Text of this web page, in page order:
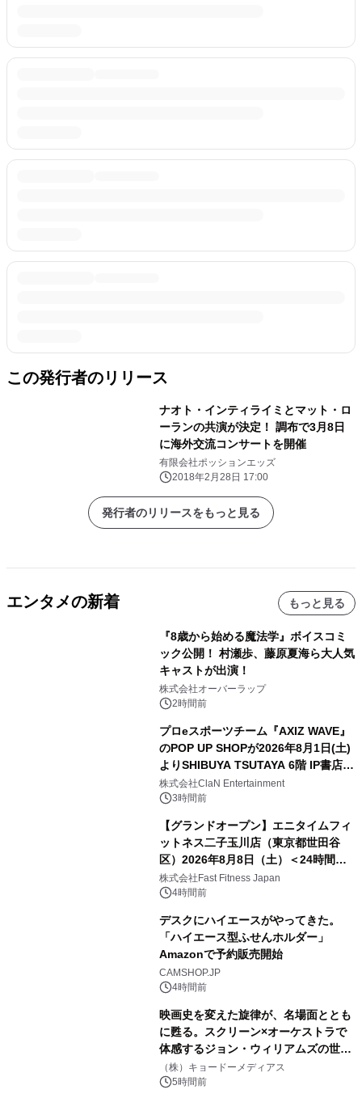
この発行者のリリース
ナオト・インティライミとマット・ロ
ーランの共演が決定！ 調布で3月8日
に海外交流コンサートを開催
有限会社ポッションエッズ
2018年2月28日 17:00
発行者のリリースをもっと見る
エンタメの新着 もっと見る
『8歳から始める魔法学』ボイスコミ
ック公開！ 村瀬歩、藤原夏海ら大人気
キャストが出演！
株式会社オーバーラップ
2時間前
プロeスポーツチーム『AXIZ WAVE』
のPOP UP SHOPが2026年8月1日(土)
よりSHIBUYA TSUTAYA 6階 IP書店で
開催決定！！
株式会社ClaN Entertainment
3時間前
【グランドオープン】エニタイムフィ
ットネス二子玉川店（東京都世田谷
区）2026年8月8日（土）＜24時間年
中無休のフィットネスジム＞
株式会社Fast Fitness Japan
4時間前
デスクにハイエースがやってきた。
「ハイエース型ふせんホルダー」
Amazonで予約販売開始
CAMSHOP.JP
4時間前
映画史を変えた旋律が、名場面ととも
に甦る。スクリーン×オーケストラで
体感するジョン・ウィリアムズの世
界。ジョン・ウィリアムズ：シネマ・
スペクタキュラー・コンサート 開催決
（株）キョードーメディアス
5時間前